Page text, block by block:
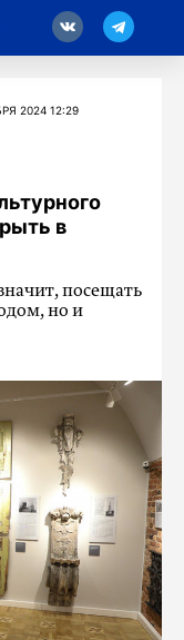
2024 12:29
в
посещать
но и